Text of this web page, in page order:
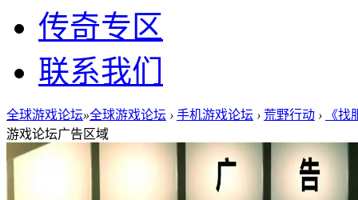
传奇专区
联系我们
全球游戏论坛»全球游戏论坛 › 手机游戏论坛 › 荒野行动 ›
《
游戏论坛广告区域